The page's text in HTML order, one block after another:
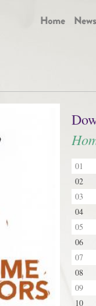
01
02
03
04
05
06
07
08
09
10